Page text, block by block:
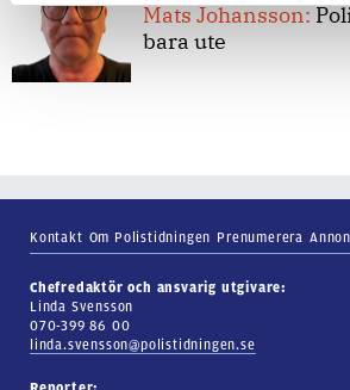
Mats Johansson:
bara ute
Kontakt Om Polistidningen Prenumerera
Chefredaktör och ansvarig utgivare:
Linda Svensson
070-399 86 00
linda.svensson@polistidningen.se